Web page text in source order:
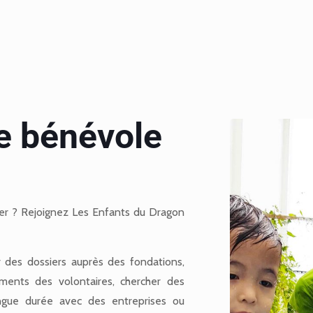
bénévole
? Rejoignez Les Enfants du Dragon
dossiers auprès des fondations,
des volontaires, chercher des
durée avec des entreprises ou